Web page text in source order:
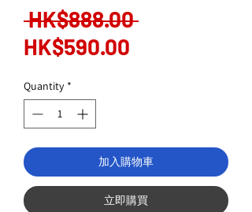
HK$888.00 Regular
HK$590.00
Quantity *
加入購物車
立即購買